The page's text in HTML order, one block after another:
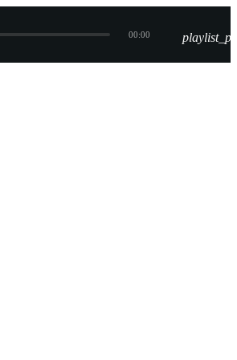
00:00